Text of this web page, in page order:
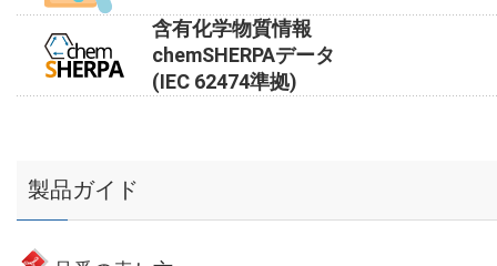
含有化学物質情報
chemSHERPAデータ
(IEC 62474準拠)
製品ガイド